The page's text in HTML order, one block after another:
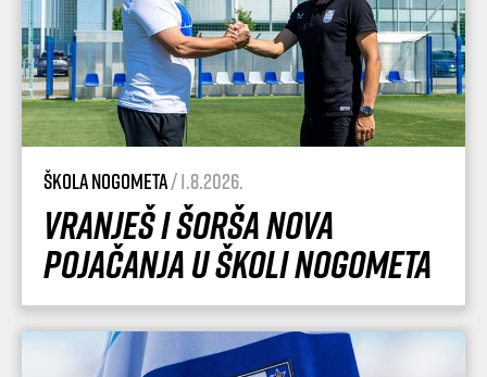
Škola nogometa/ 1.8.2026.
Vranješ i Šorša nova
pojačanja u Školi nogometa